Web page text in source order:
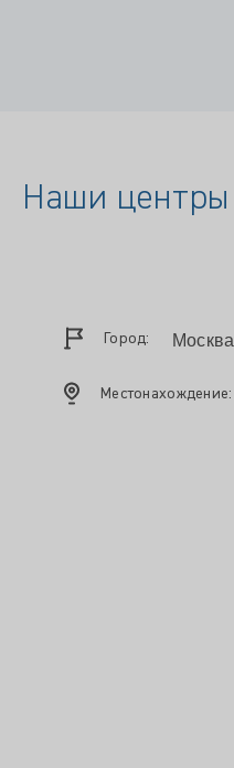
Наши центры
Город:
Местонахождение: